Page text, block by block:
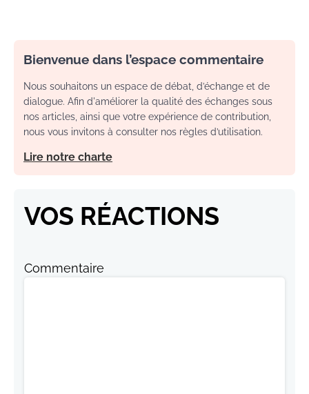
Bienvenue dans l’espace commentaire
Nous souhaitons un espace de débat, d’échange et de
dialogue. Afin d'améliorer la qualité des échanges sous
nos articles, ainsi que votre expérience de contribution,
nous vous invitons à consulter nos règles d’utilisation.
Lire notre charte
VOS RÉACTIONS
Commentaire